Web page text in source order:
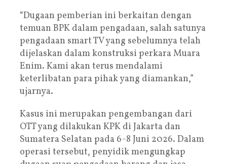
“Dugaan pemberian ini berkaitan dengan
temuan BPK dalam pengadaan, salah satunya
pengadaan smart TV yang sebelumnya telah
dijelaskan dalam konstruksi perkara Muara
Enim. Kami akan terus mendalami
keterlibatan para pihak yang diamankan,”
ujarnya.
Kasus ini merupakan pengembangan dari
OTT yang dilakukan KPK di Jakarta dan
Sumatera Selatan pada 6-8 Juni 2026. Dalam
operasi tersebut, penyidik mengungkap